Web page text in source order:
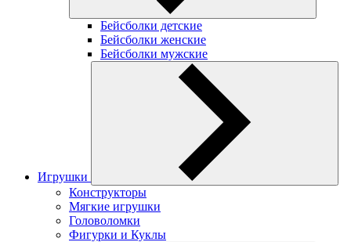
Бейсболки детские
Бейсболки женские
Бейсболки мужские
Игрушки
Конструкторы
Мягкие игрушки
Головоломки
Фигурки и Куклы